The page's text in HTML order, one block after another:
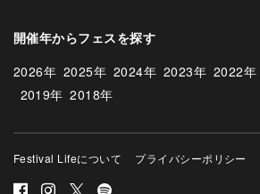
開催年からフェスを探す
2026年 2025年 2024年 2023年 2022年
2019年 2018年
Festival Lifeについて プライバシーポリシー